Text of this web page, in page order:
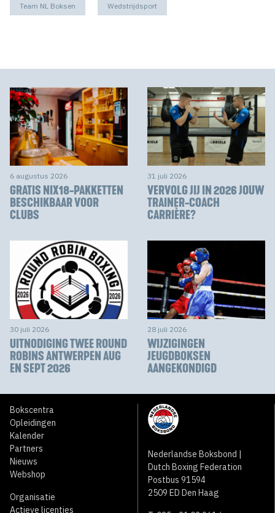
Team NL Boksen Wedstrijdsport
6 augustus 2026
GRATIS NIX18-PAKKETTEN
BESCHIKBAAR VOOR
CLUBS
31 juli 2026
VERVOLG JIJ IN 2026 JOUW
TRAINER-COACH
CARRIÈRE?
30 juli 2026
UITNODIGING TWEE ROUND
ROBINS ANTWERPEN AUG
EN SEPT 2026
28 juli 2026
WIJZIGINGEN
JEUGDBOKSEN
AANGEKONDIGD
Bokscentra
Opleidingen
Kalender
Partners
Nieuws
Webshop
Organisatie
Actieve licenties
Nederlandse Boksbond |
Dutch Boxing Federation
Postbus 91594
2509 ED Den Haag